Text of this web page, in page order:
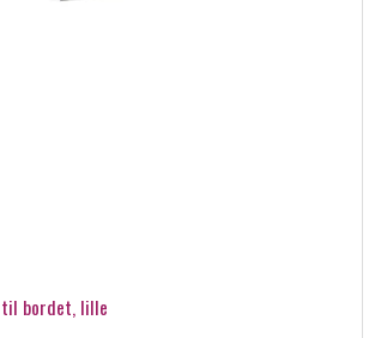
bordet, lille